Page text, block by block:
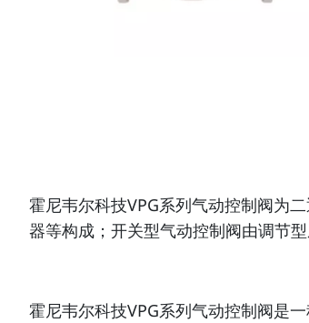
霍尼韦尔科技VPG系列气动控制阀为
器等构成；开关型气动控制阀由调节
霍尼韦尔科技VPG系列气动控制阀是